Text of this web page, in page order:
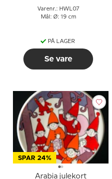
Varenr.: HWL07
Mål: Ø: 19 cm
PÅ LAGER
Se vare
SPAR 24%
Arabia julekort